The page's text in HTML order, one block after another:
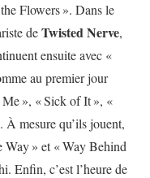
Flowers». Dans le
deTwisted Nerve,
ensuite avec «
au premier jour
», «Sick of It», «
À mesure qu’ils jouent,
Way» et «Way Behind
Enfin, c’est l’heure de